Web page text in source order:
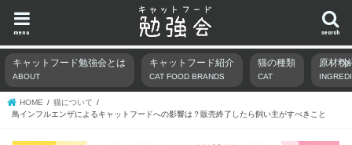
search
menu
キャットフード勉強会とは
ABOUT
キャットフード紹介
CAT FOOD BRANDS
猫の種類
CAT
原材料
HOME
猫について
鳥インフルエンザによるキャットフードへの影響は？販売終了したら飼い主がすべきこと